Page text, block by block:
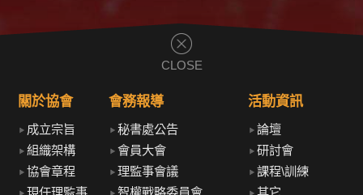
CLOSE
關於協會
成立宗旨
組織架構
協會章程
現任理監事
會務報導
秘書處公告
會員大會
理監事會議
智權戰略委員會
活動資訊
論壇
研討會
課程\訓練
其它